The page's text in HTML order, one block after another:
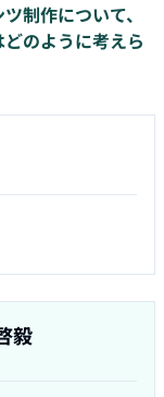
制作について、
のように考えら
毅